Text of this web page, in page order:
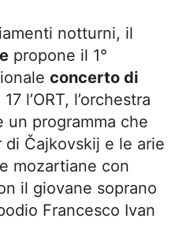
notturni, il
propone il 1°
concerto di
l’ORT, l’orchestra
un programma che
Čajkovskij e le arie
mozartiane con
il giovane soprano
Francesco Ivan